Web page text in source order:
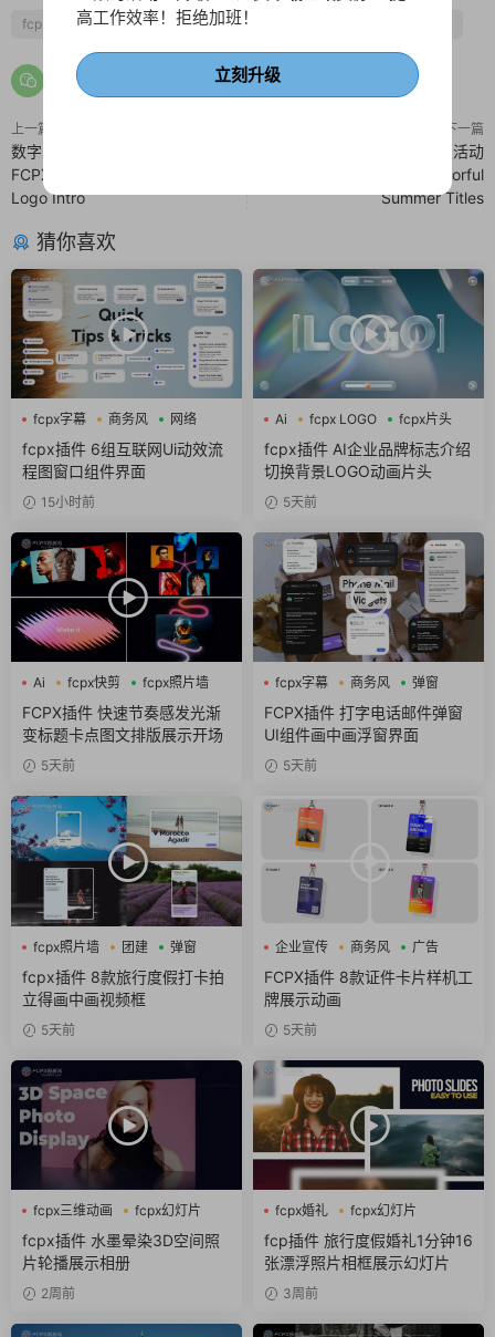
fcpx分屏 fcpx幻灯片 fcpx相册
上一篇
数字化游戏笔画涂鸦小故障失真
FCPX片头插件 Glitch Distortion
Logo Intro
下一篇
FCPX多彩夏季标题模板 度假活动
夏日景区介绍字幕条插件 Colorful
Summer Titles
猜你喜欢
fcpx字幕 商务风 网络
fcpx插件 6组互联网Ui动效流
程图窗口组件界面
15小时前
Ai fcpx LOGO fcpx片头
fcpx插件 AI企业品牌标志介绍
切换背景LOGO动画片头
5天前
Ai fcpx快剪 fcpx照片墙
FCPX插件 快速节奏感发光渐
变标题卡点图文排版展示开场
5天前
fcpx字幕 商务风 弹窗
FCPX插件 打字电话邮件弹窗
UI组件画中画浮窗界面
5天前
fcpx照片墙 团建 弹窗
fcpx插件 8款旅行度假打卡拍
立得画中画视频框
5天前
企业宣传 商务风 广告
FCPX插件 8款证件卡片样机工
牌展示动画
5天前
fcpx三维动画
fcpx幻灯片
fcpx相册
fcpx插件 水墨晕染3D空间照
片轮播展示相册
2周前
fcpx婚礼
fcpx幻灯片
fcpx相册
fcp插件 旅行度假婚礼1分钟16
张漂浮照片相框展示幻灯片
3周前
高工作效率！拒绝加班！
立刻升级